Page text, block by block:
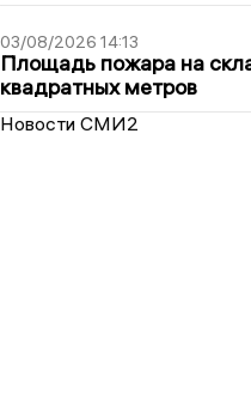
03/08/2026 14:13
Площадь пожара на
квадратных метров
Новости СМИ2